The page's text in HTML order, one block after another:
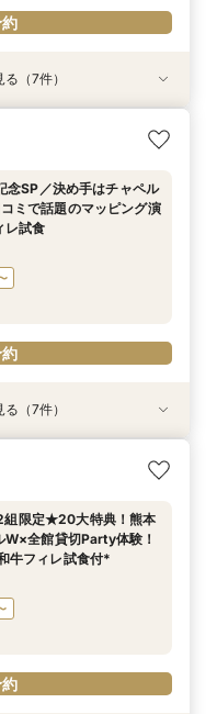
ナシで安心！気軽によ
】挙式＆会食Newプラ
ってなくてOK♪最新演
完結◎】オンラインで会
心サポート＆お祝い特典
シャル特典】空き状況僅
り比較相談♪
挙式限定♪挙式全額プ
（7件）
念SP／決め手はチャペル
ミで話題のマッピング演
レ試食
ナシで安心！気軽によ
ってなくてOK♪最新演
完結◎】オンラインで会
シャル特典】空き状況僅
り比較相談♪
式限定♪ドレス1差額フ
ト&料理ランクアップ
】挙式＆会食Newプラ
心サポート＆お祝い特典
（7件）
組限定★20大特典！熊本
全館貸切Party体験！
牛フィレ試食付*